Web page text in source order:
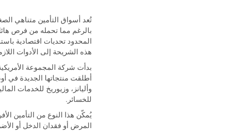
بالرغم مما تحمله من فرص
المحدود تحديات اقتصادية
هذه الشريحة إلى الأدوات
وأليانز، وزيوريخ للخدمات
للخسائر.
يُمكّن هذا النوع من التأمين
المرض أو فقدان الدخل أو